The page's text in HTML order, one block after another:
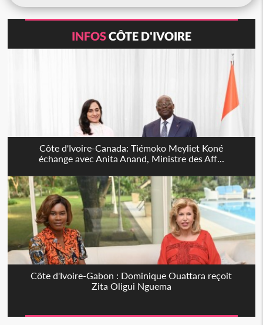
INFOSCÔTE D'IVOIRE
Côte d'Ivoire-Canada: Tiémoko Meyliet Koné
échange avec Anita Anand, Ministre des Aff...
Côte d'Ivoire-Gabon : Dominique Ouattara reçoit
Zita Oligui Nguema